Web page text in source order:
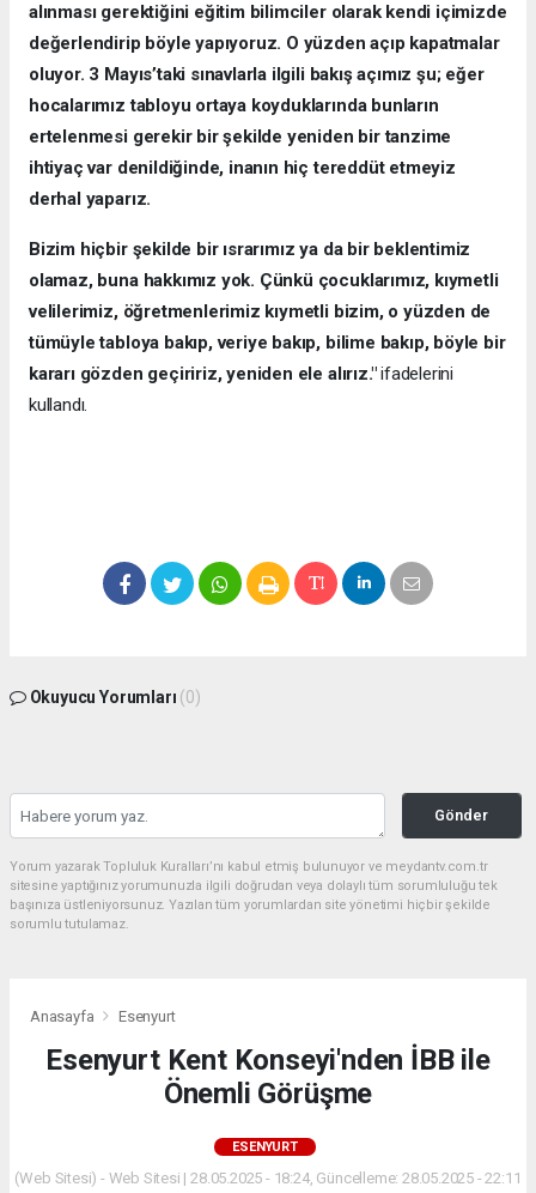
alınması gerektiğini eğitim bilimciler olarak kendi içimizde
değerlendirip böyle yapıyoruz. O yüzden açıp kapatmalar
oluyor. 3 Mayıs’taki sınavlarla ilgili bakış açımız şu; eğer
hocalarımız tabloyu ortaya koyduklarında bunların
ertelenmesi gerekir bir şekilde yeniden bir tanzime
ihtiyaç var denildiğinde, inanın hiç tereddüt etmeyiz
derhal yaparız.
Bizim hiçbir şekilde bir ısrarımız ya da bir beklentimiz
olamaz, buna hakkımız yok. Çünkü çocuklarımız, kıymetli
velilerimiz, öğretmenlerimiz kıymetli bizim, o yüzden de
tümüyle tabloya bakıp, veriye bakıp, bilime bakıp, böyle bir
kararı gözden geçiririz, yeniden ele alırız."ifadelerini
kullandı.
Okuyucu Yorumları (0)
Gönder
Yorum yazarak Topluluk Kuralları’nı kabul etmiş bulunuyor ve meydantv.com.tr
sitesine yaptığınız yorumunuzla ilgili doğrudan veya dolaylı tüm sorumluluğu tek
başınıza üstleniyorsunuz. Yazılan tüm yorumlardan site yönetimi hiçbir şekilde
sorumlu tutulamaz.
Anasayfa Esenyurt
Esenyurt Kent Konseyi'nden İBB ile
Önemli Görüşme
ESENYURT
(Web Sitesi) - Web Sitesi | 28.05.2025 - 18:24, Güncelleme: 28.05.2025 - 22:11